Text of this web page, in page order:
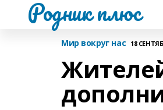
Родник плюс
Мир вокруг нас 18